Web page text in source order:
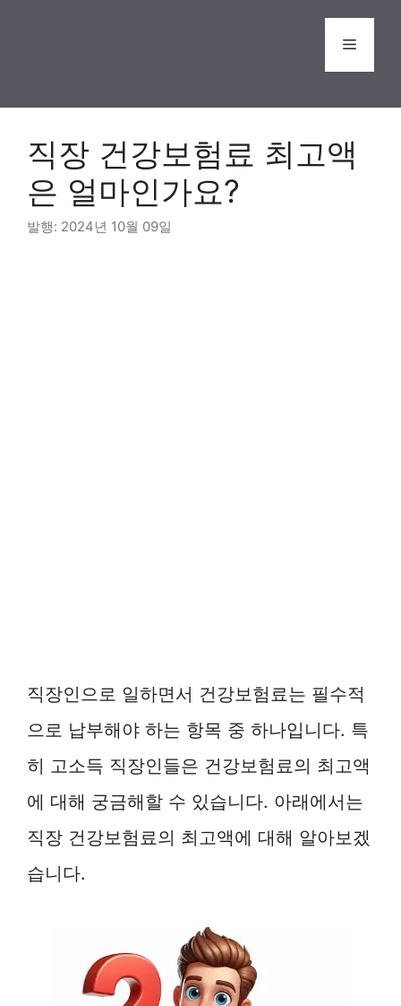
Menu
직장 건강보험료 최고액
은 얼마인가요?
2024년 10월 09일
직장인으로 일하면서 건강보험료는 필수적
으로 납부해야 하는 항목 중 하나입니다. 특
히 고소득 직장인들은 건강보험료의 최고액
에 대해 궁금해할 수 있습니다. 아래에서는
직장 건강보험료의 최고액에 대해 알아보겠
습니다.